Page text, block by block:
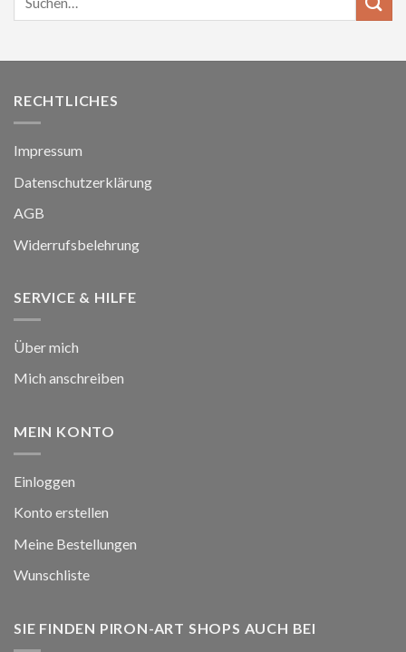
RECHTLICHES
Impressum
Datenschutzerklärung
AGB
Widerrufsbelehrung
SERVICE & HILFE
Über mich
Mich anschreiben
MEIN KONTO
Einloggen
Konto erstellen
Meine Bestellungen
Wunschliste
SIE FINDEN PIRON-ART SHOPS AUCH BEI